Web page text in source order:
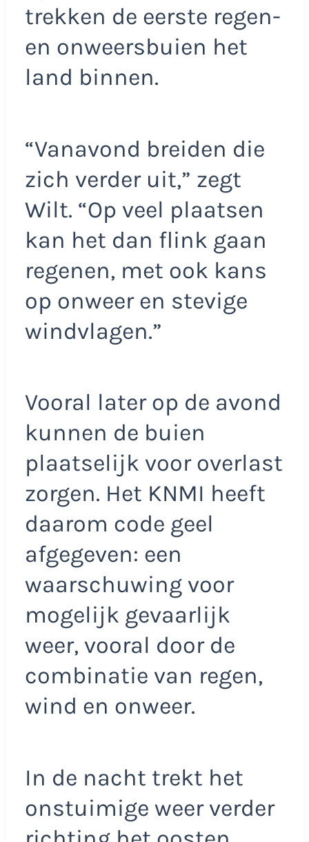
trekken de eerste regen-
en onweersbuien het
land binnen.
“Vanavond breiden die
zich verder uit,” zegt
Wilt. “Op veel plaatsen
kan het dan flink gaan
regenen, met ook kans
op onweer en stevige
windvlagen.”
Vooral later op de avond
kunnen de buien
plaatselijk voor overlast
zorgen. Het KNMI heeft
daarom code geel
afgegeven: een
waarschuwing voor
mogelijk gevaarlijk
weer, vooral door de
combinatie van regen,
wind en onweer.
In de nacht trekt het
onstuimige weer verder